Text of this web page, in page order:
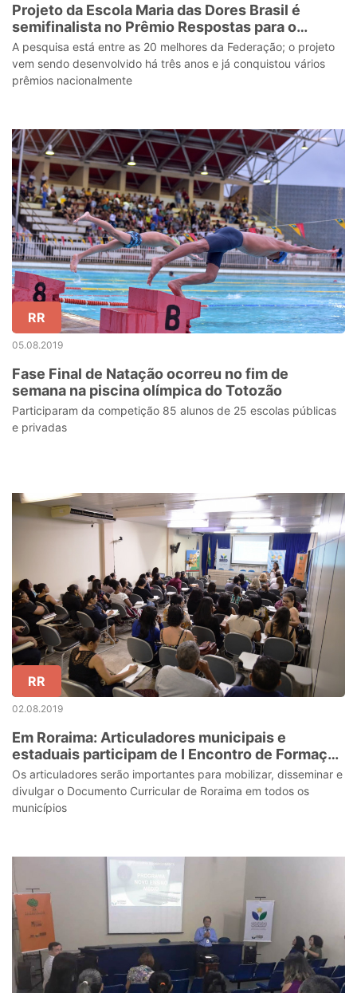
Projeto da Escola Maria das Dores Brasil é
semifinalista no Prêmio Respostas para o
Amanhã
A pesquisa está entre as 20 melhores da Federação; o projeto
vem sendo desenvolvido há três anos e já conquistou vários
prêmios nacionalmente
RR
05.08.2019
Fase Final de Natação ocorreu no fim de
semana na piscina olímpica do Totozão
Participaram da competição 85 alunos de 25 escolas públicas
e privadas
RR
02.08.2019
Em Roraima: Articuladores municipais e
estaduais participam de I Encontro de Formação
Continuada
Os articuladores serão importantes para mobilizar, disseminar e
divulgar o Documento Curricular de Roraima em todos os
municípios